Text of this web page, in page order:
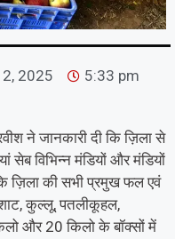
2025
5:33 pm
ने जानकारी दी कि ज़िला से
विभिन्न मंडियों और मंडियों
ज़िला की सभी प्रमुख फल एवं
शाट, कुल्लू, पतलीकूहल,
और 20 किलो के बॉक्सों में